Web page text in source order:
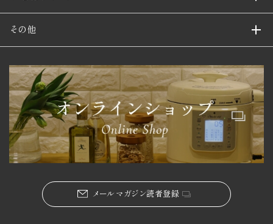
その他
メールマガジン読者登録